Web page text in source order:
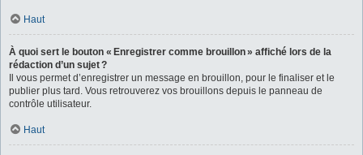
Haut
À quoi sert le bouton « Enregistrer comme brouillon » affiché lors de la
rédaction d’un sujet ?
Il vous permet d’enregistrer un message en brouillon, pour le finaliser et le
publier plus tard. Vous retrouverez vos brouillons depuis le panneau de
contrôle utilisateur.
Haut